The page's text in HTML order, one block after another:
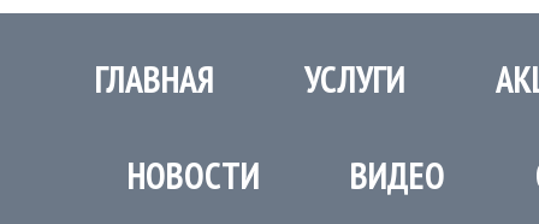
ГЛАВНАЯ УСЛУГИ
НОВОСТИ ВИДЕО